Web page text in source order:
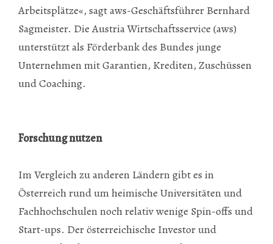
Arbeitsplätze«, sagt aws-Geschäftsführer Bernhard
Sagmeister. Die Austria Wirtschaftsservice (aws)
unterstützt als Förderbank des Bundes junge
Unternehmen mit Garantien, Krediten, Zuschüssen
und Coaching.
Forschung nutzen
Im Vergleich zu anderen Ländern gibt es in
Österreich rund um heimische Universitäten und
Fachhochschulen noch relativ wenige Spin-offs und
Start-ups. Der österreichische Investor und